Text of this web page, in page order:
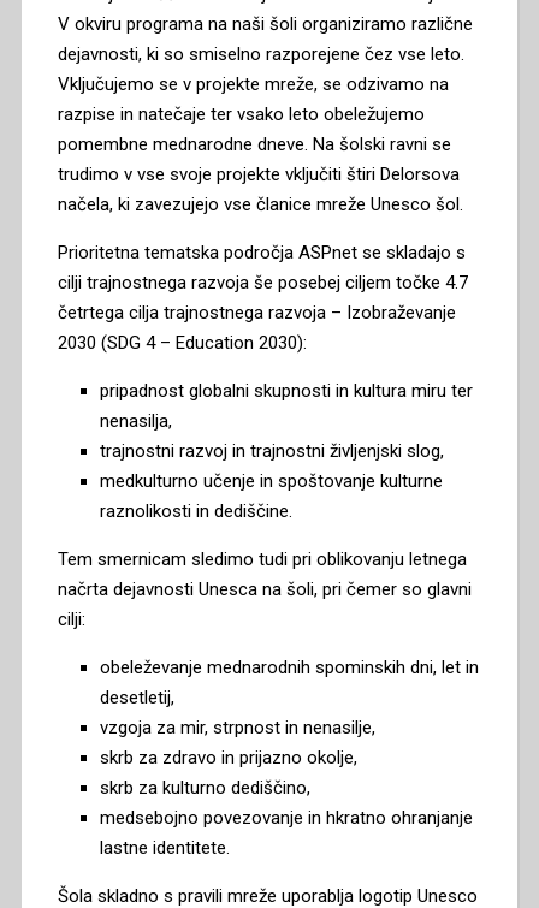
V okviru programa na naši šoli organiziramo različne
dejavnosti, ki so smiselno razporejene čez vse leto.
Vključujemo se v projekte mreže, se odzivamo na
razpise in natečaje ter vsako leto obeležujemo
pomembne mednarodne dneve. Na šolski ravni se
trudimo v vse svoje projekte vključiti štiri Delorsova
načela, ki zavezujejo vse članice mreže Unesco šol.
Prioritetna tematska področja ASPnet se skladajo s
cilji trajnostnega razvoja še posebej ciljem točke 4.7
četrtega cilja trajnostnega razvoja – Izobraževanje
2030 (SDG 4 – Education 2030):
pripadnost globalni skupnosti in kultura miru ter
nenasilja,
trajnostni razvoj in trajnostni življenjski slog,
medkulturno učenje in spoštovanje kulturne
raznolikosti in dediščine.
Tem smernicam sledimo tudi pri oblikovanju letnega
načrta dejavnosti Unesca na šoli, pri čemer so glavni
cilji:
obeleževanje mednarodnih spominskih dni, let in
desetletij,
vzgoja za mir, strpnost in nenasilje,
skrb za zdravo in prijazno okolje,
skrb za kulturno dediščino,
medsebojno povezovanje in hkratno ohranjanje
lastne identitete.
Šola skladno s pravili mreže uporablja logotip Unesco